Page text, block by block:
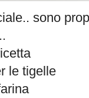
sono
le tigelle